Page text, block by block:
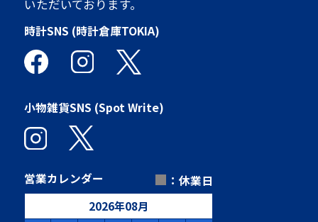
いただいております。
時計SNS (時計倉庫TOKIA)
小物雑貨SNS (Spot Write)
営業カレンダー ■ ：休業日
2026年08月